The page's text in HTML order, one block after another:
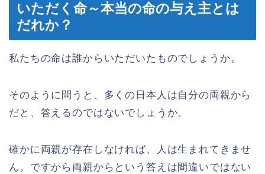
いただく命～本当の命の与え主とは
だれか？
私たちの命は誰からいただいたものでしょうか。
そのように問うと、多くの日本人は自分の両親から
だと、答えるのではないでしょうか。
確かに両親が存在しなければ、人は生まれてきませ
ん。ですから両親からという答えは間違いではない